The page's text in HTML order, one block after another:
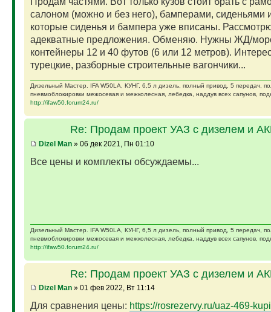
салоном (можно и без него), бамперами, сиденьями
которые сиденья и бампера уже вписаны.
адекватные предложения. Обменяю. Нужны ЖД/
контейнеры 12 и 40 футов (6 или 12 метров).
турецкие, разборные строительные вагончики...
Дизельный Мастер. IFA W50LA, КУНГ, 6,5 л дизель, полный привод, 5 передач,
пневмоблокировки межосевая и межколесная, лебедка, наддув всех сапунов,
http://ifaw50.forum24.ru/
Re: Продам проект УАЗ с дизелем и
Dizel Man» 06 дек 2021, Пн 01:10
Все цены и комплекты обсуждаемы...
Дизельный Мастер. IFA W50LA, КУНГ, 6,5 л дизель, полный привод, 5 передач,
пневмоблокировки межосевая и межколесная, лебедка, наддув всех сапунов,
http://ifaw50.forum24.ru/
Re: Продам проект УАЗ с дизелем и
Dizel Man» 01 фев 2022, Вт 11:14
Для сравнения цены: https://rosrezervy.ru/uaz-469-